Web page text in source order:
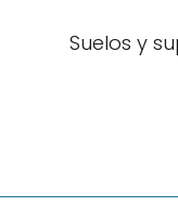
Suelos y